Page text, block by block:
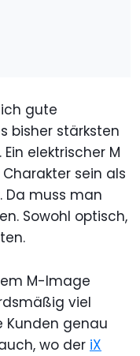
gute
bisher stärksten
elektrischer M
sein als
Da muss man
Sowohl optisch,
M-Image
viel
Kunden genau
wo der iX